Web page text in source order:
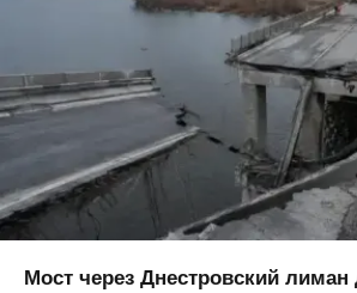
Мост через Днестровский